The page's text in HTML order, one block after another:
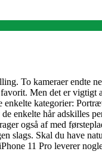
To kameraer
Men det er
kategorier:
enkelte hår adskilles
også af med
Skal du have
11 Pro leverer